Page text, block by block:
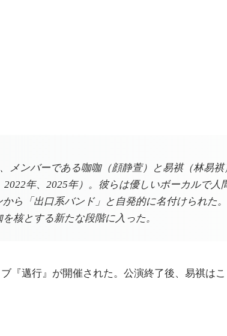
メンバーである咖咖（顔静萱）と易祺（林易
年、2025年）。彼らは優しいボーカルで
ら「出口系バンド」と自発的に名付けられた
核とする新たな段階に入った。
『邁行』が開催された。公演終了後、易祺は